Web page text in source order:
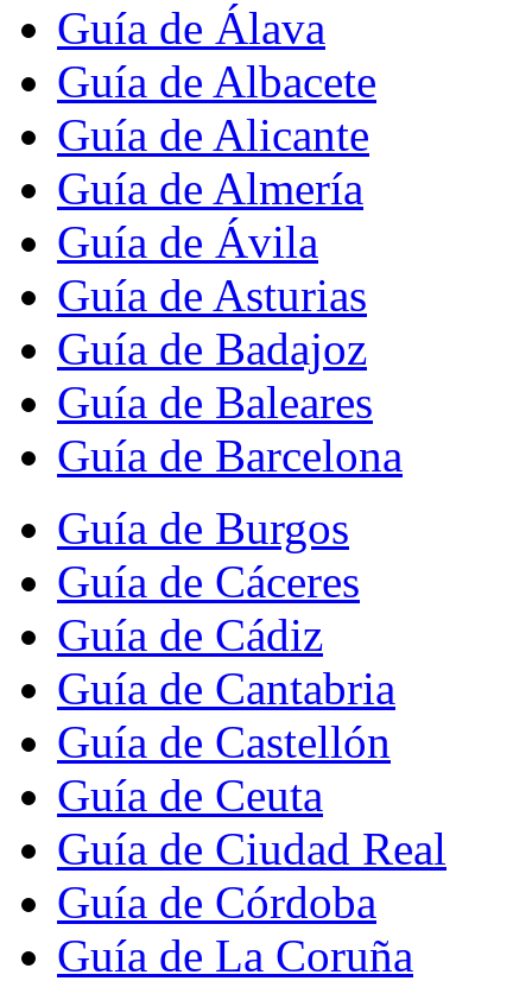
Guía de Álava
Guía de Albacete
Guía de Alicante
Guía de Almería
Guía de Ávila
Guía de Asturias
Guía de Badajoz
Guía de Baleares
Guía de Barcelona
Guía de Burgos
Guía de Cáceres
Guía de Cádiz
Guía de Cantabria
Guía de Castellón
Guía de Ceuta
Guía de Ciudad Real
Guía de Córdoba
Guía de La Coruña